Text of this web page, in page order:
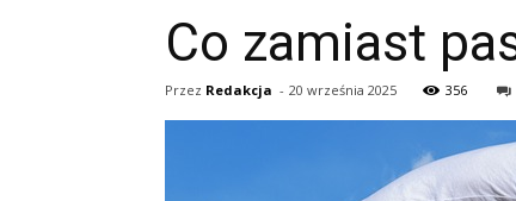
Co zamiast
Przez Redakcja - 20 września 2025 356